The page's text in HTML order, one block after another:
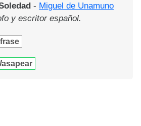
- Miguel de Unamuno
y escritor español.